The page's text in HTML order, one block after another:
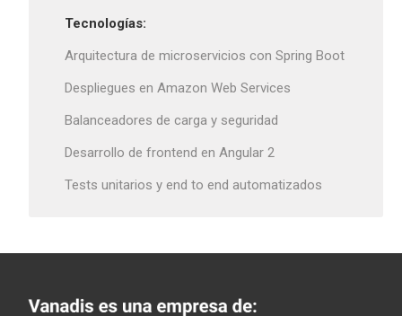
Tecnologías:
Arquitectura de microservicios con Spring Boot
Despliegues en Amazon Web Services
Balanceadores de carga y seguridad
Desarrollo de frontend en Angular 2
Tests unitarios y end to end automatizados